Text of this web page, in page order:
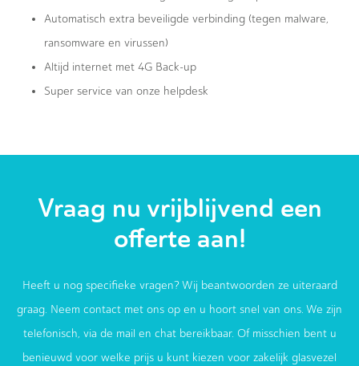
Automatisch extra beveiligde verbinding (tegen malware,
ransomware en virussen)
Altijd internet met 4G Back-up
Super service van onze helpdesk
Vraag nu vrijblijvend een
offerte aan!
Heeft u nog specifieke vragen? Wij beantwoorden ze uiteraard
graag. Neem contact met ons op en u hoort snel van ons. We zijn
telefonisch, via de mail en chat bereikbaar. Of misschien bent u
benieuwd voor welke prijs u kunt kiezen voor zakelijk glasvezel